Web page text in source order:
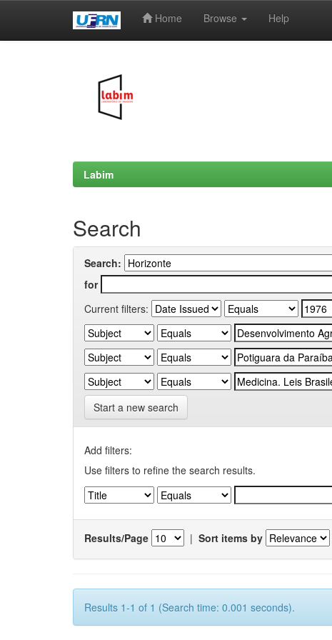
Home Browse Help
Labim
Search
Search:
for
Current filters:
Start a new search
Add filters:
Use filters to refine the search results.
Results/Page | Sort items by
Results 1-1 of 1 (Search time: 0.001 seconds).